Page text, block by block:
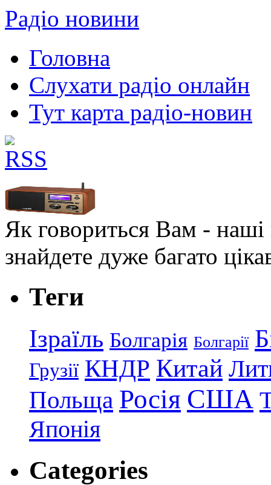
Радіо новини
Головна
Слухати радіо онлайн
Тут карта радіо-новин
Як говориться Вам - наші
знайдете дуже багато
Теги
Ізраїль Болгарія Болгарії
Грузії КНДР Китай
Польща Росія США
Японія
Categories